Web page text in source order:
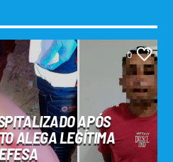
0
APÓS
ALEGA LEGÍTIMA